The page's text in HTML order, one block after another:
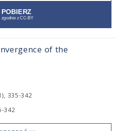
of the
335-342
342